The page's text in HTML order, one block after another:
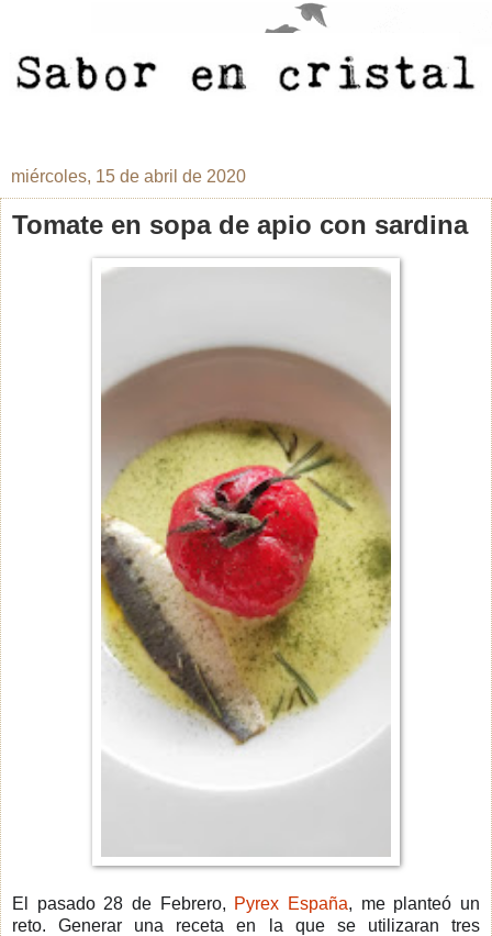
miércoles, 15 de abril de 2020
Tomate en sopa de apio con sardina
El pasado 28 de Febrero, Pyrex España, me planteó un
reto.Generar una receta en la que se utilizaran tres